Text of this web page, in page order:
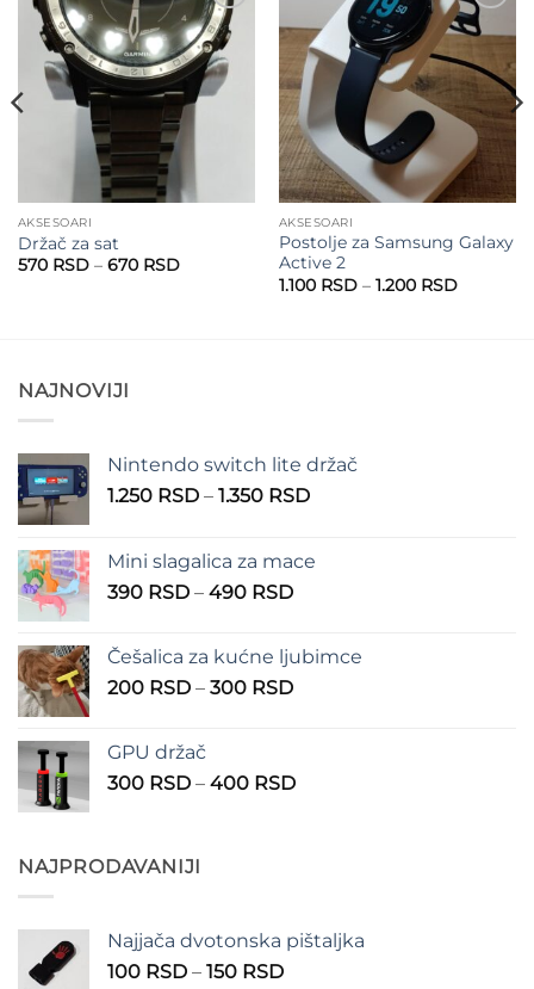
Add to
wishlist
AKSESOARI
Držač za sat
570 RSD – 670 RSDRaspon
Add to
wishlist
AKSESOARI
Postolje za Samsung Galaxy
Active 2
1.100 RSD – 1.200 RSDRaspon
NAJNOVIJI
Nintendo switch lite držač
1.250 RSD – 1.350 RSDRaspon
1.250 RSD
Mini slagalica za mace
390 RSD – 490 RSDRaspon
390 RSD
do
Češalica za kućne ljubimce
200 RSD – 300 RSDRaspon
do
GPU držač
300 RSD – 400 RSDRaspon
NAJPRODAVANIJI
Najjača dvotonska pištaljka
100 RSD – 150 RSDRaspon